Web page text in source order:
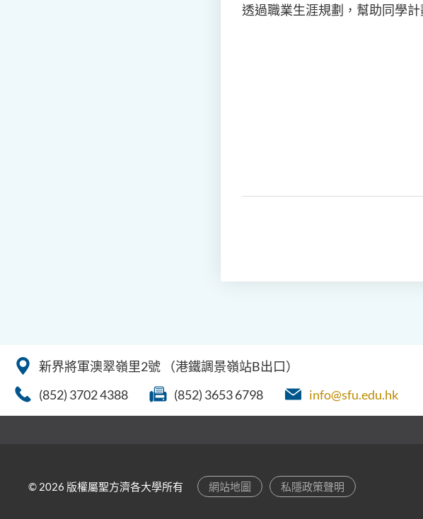
透過職業生涯規劃，幫助同學
新界將軍澳翠嶺里2號
（港鐵調景嶺站B出口）
(852) 3702 4388
(852) 3653 6798 info@sfu.edu.hk
網站地圖 私隱政策聲明
© 2026 版權屬聖方濟各大學所有